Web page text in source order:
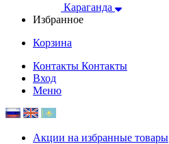
Караганда
Избранное
Корзина
Контакты Контакты
Вход
Меню
Акции на избранные товары